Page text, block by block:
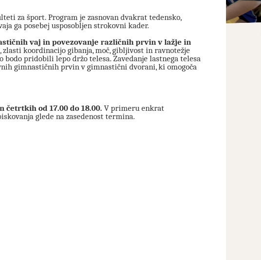
za šport. Program je zasnovan dvakrat tedensko,
ga posebej usposobljen strokovni kader.
vaj in povezovanje različnih prvin v lažje in
koordinacijo gibanja, moč, gibljivost in ravnotežje
bodo pridobili lepo držo telesa. Zavedanje lastnega telesa
gimnastičnih prvin v gimnastični dvorani, ki omogoča
četrtkih od 17.00 do 18.00. V primeru enkrat
glede na zasedenost termina.